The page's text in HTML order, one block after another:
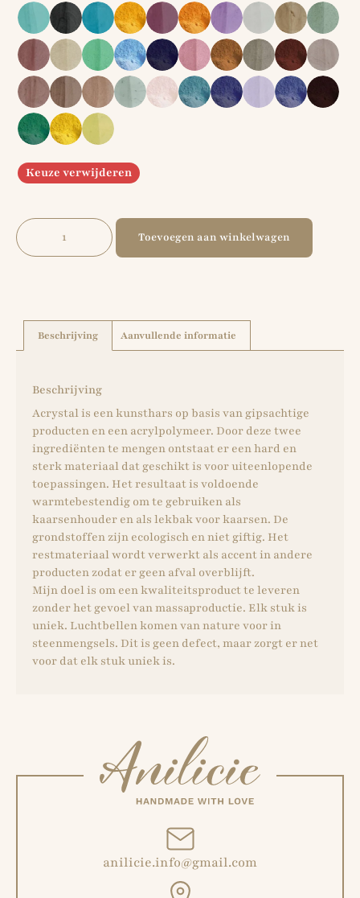
Keuze verwijderen
Toevoegen aan winkelwagen
Beschrijving Aanvullende informatie
Beschrijving
Acrystal is een kunsthars op basis van gipsachtige
producten en een acrylpolymeer. Door deze twee
ingrediënten te mengen ontstaat er een hard en
sterk materiaal dat geschikt is voor uiteenlopende
toepassingen. Het resultaat is voldoende
warmtebestendig om te gebruiken als
kaarsenhouder en als lekbak voor kaarsen. De
grondstoffen zijn ecologisch en niet giftig. Het
restmateriaal wordt verwerkt als accent in andere
producten zodat er geen afval overblijft.
Mijn doel is om een ​​kwaliteitsproduct te leveren
zonder het gevoel van massaproductie. Elk stuk is
uniek. Luchtbellen komen van nature voor in
steenmengsels. Dit is geen defect, maar zorgt er net
voor dat elk stuk uniek is.
anilicie.info@gmail.com